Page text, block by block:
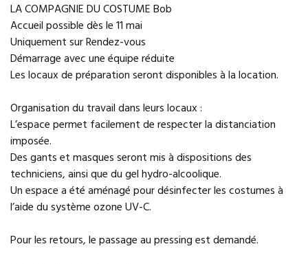
LA COMPAGNIE DU COSTUME Bob
Accueil possible dès le 11 mai
Uniquement sur Rendez-vous
Démarrage avec une équipe réduite
Les locaux de préparation seront disponibles à la location.
Organisation du travail dans leurs locaux :
L’espace permet facilement de respecter la distanciation
imposée.
Des gants et masques seront mis à dispositions des
techniciens, ainsi que du gel hydro-alcoolique.
Un espace a été aménagé pour désinfecter les costumes à
l’aide du système ozone UV-C.
Pour les retours, le passage au pressing est demandé.